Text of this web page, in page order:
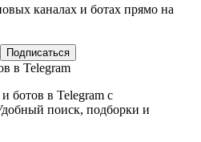
каналах и ботаx прямо на
Подписаться
в Telegram
ботов в Telegram с
поиск, подборки и